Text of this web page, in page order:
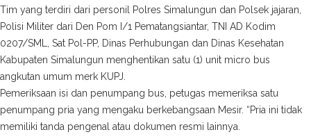
Tim yang terdiri dari personil Polres Simalungun dan Polsek jajaran,
Polisi Militer dari Den Pom I/1 Pematangsiantar, TNI AD Kodim
0207/SML, Sat Pol-PP, Dinas Perhubungan dan Dinas Kesehatan
Kabupaten Simalungun menghentikan satu (1) unit micro bus
angkutan umum merk KUPJ.
Pemeriksaan isi dan penumpang bus, petugas memeriksa satu
penumpang pria yang mengaku berkebangsaan Mesir. “Pria ini tidak
memiliki tanda pengenal atau dokumen resmi lainnya.